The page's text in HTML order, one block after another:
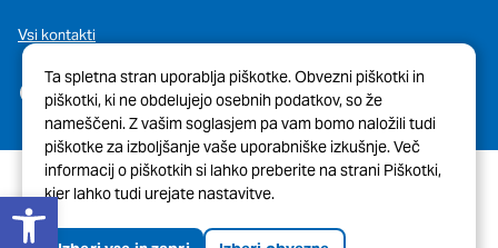
Vsi kontakti
© 2026 Javni Holding Ljubljana
Piškotki
Ta spletna stran uporablja piškotke. Obvezni piškotki in
piškotki, ki ne obdelujejo osebnih podatkov, so že
nameščeni. Z vašim soglasjem pa vam bomo naložili tudi
piškotke za izboljšanje vaše uporabniške izkušnje. Več
informacij o piškotkih si lahko preberite na strani Piškotki,
kjer lahko tudi urejate nastavitve.
Open toolbar